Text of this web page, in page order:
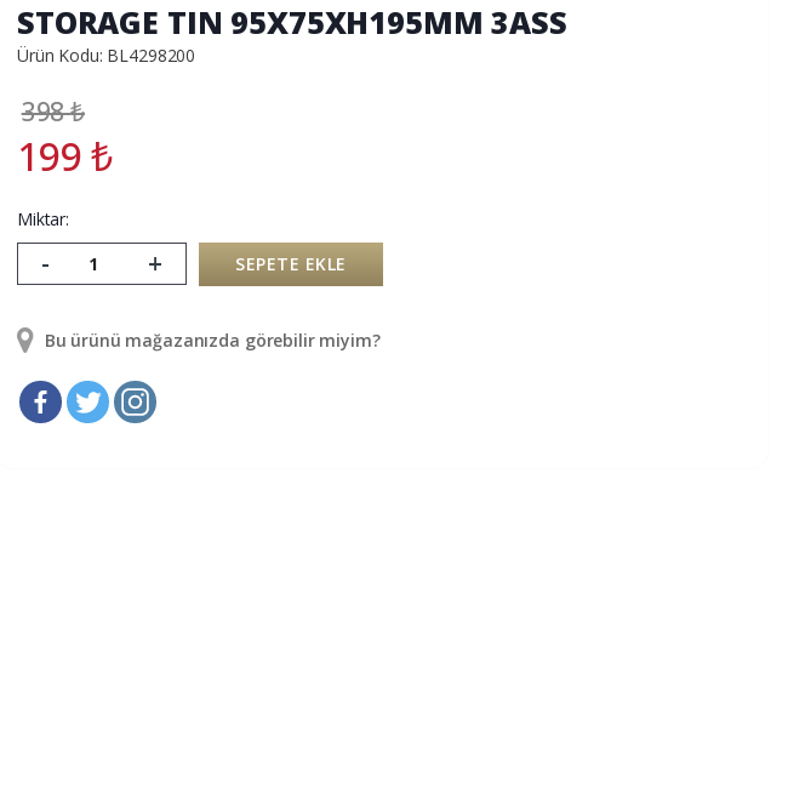
STORAGE TIN 95X75XH195MM 3ASS
Ürün Kodu: BL4298200
398₺
199₺
Miktar:
- + SEPETE EKLE
Bu ürünü mağazanızda görebilir miyim?